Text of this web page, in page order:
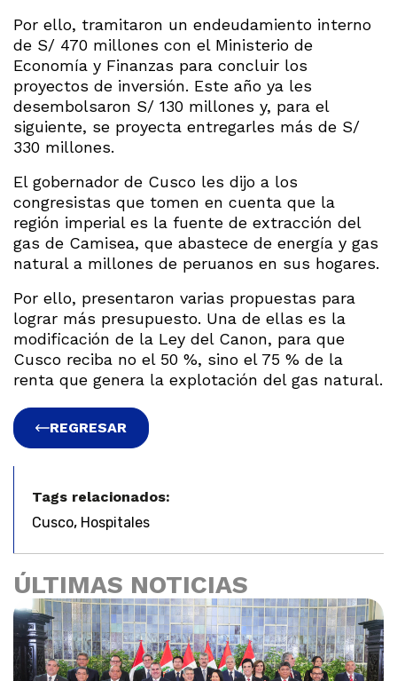
Por ello, tramitaron un endeudamiento interno
de S/ 470 millones con el Ministerio de
Economía y Finanzas para concluir los
proyectos de inversión. Este año ya les
desembolsaron S/ 130 millones y, para el
siguiente, se proyecta entregarles más de S/
330 millones.
El gobernador de Cusco les dijo a los
congresistas que tomen en cuenta que la
región imperial es la fuente de extracción del
gas de Camisea, que abastece de energía y gas
natural a millones de peruanos en sus hogares.
Por ello, presentaron varias propuestas para
lograr más presupuesto. Una de ellas es la
modificación de la Ley del Canon, para que
Cusco reciba no el 50 %, sino el 75 % de la
renta que genera la explotación del gas natural.
REGRESAR
Tags relacionados:
Cusco, Hospitales
ÚLTIMAS NOTICIAS